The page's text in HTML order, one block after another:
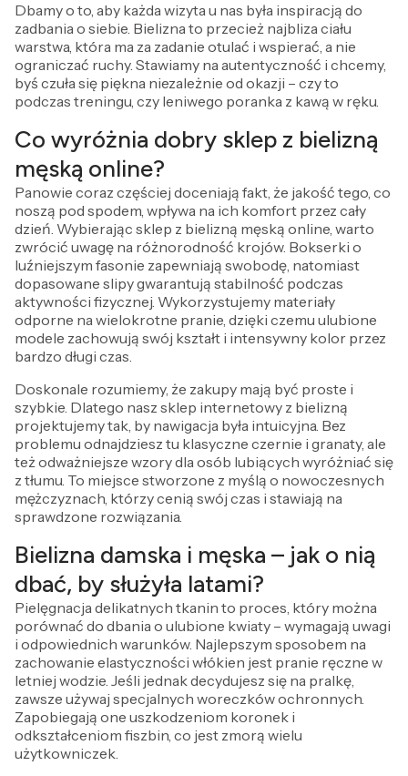
Dbamy o to, aby każda wizyta u nas była inspiracją do
zadbania o siebie. Bielizna to przecież najbliza ciału
warstwa, która ma za zadanie otulać i wspierać, a nie
ograniczać ruchy. Stawiamy na autentyczność i chcemy,
byś czuła się piękna niezależnie od okazji – czy to
podczas treningu, czy leniwego poranka z kawą w ręku.
Co wyróżnia dobry sklep z bielizną
męską online?
Panowie coraz częściej doceniają fakt, że jakość tego, co
noszą pod spodem, wpływa na ich komfort przez cały
dzień. Wybierając sklep z bielizną męską online, warto
zwrócić uwagę na różnorodność krojów. Bokserki o
luźniejszym fasonie zapewniają swobodę, natomiast
dopasowane slipy gwarantują stabilność podczas
aktywności fizycznej. Wykorzystujemy materiały
odporne na wielokrotne pranie, dzięki czemu ulubione
modele zachowują swój kształt i intensywny kolor przez
bardzo długi czas.
Doskonale rozumiemy, że zakupy mają być proste i
szybkie. Dlatego nasz sklep internetowy z bielizną
projektujemy tak, by nawigacja była intuicyjna. Bez
problemu odnajdziesz tu klasyczne czernie i granaty, ale
też odważniejsze wzory dla osób lubiących wyróżniać się
z tłumu. To miejsce stworzone z myślą o nowoczesnych
mężczyznach, którzy cenią swój czas i stawiają na
sprawdzone rozwiązania.
Bielizna damska i męska – jak o nią
dbać, by służyła latami?
Pielęgnacja delikatnych tkanin to proces, który można
porównać do dbania o ulubione kwiaty – wymagają uwagi
i odpowiednich warunków. Najlepszym sposobem na
zachowanie elastyczności włókien jest pranie ręczne w
letniej wodzie. Jeśli jednak decydujesz się na pralkę,
zawsze używaj specjalnych woreczków ochronnych.
Zapobiegają one uszkodzeniom koronek i
odkształceniom fiszbin, co jest zmorą wielu
użytkowniczek.